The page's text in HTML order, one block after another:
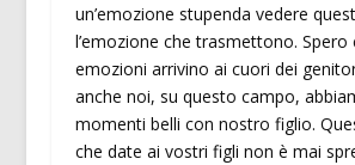
un’emozione stupenda vedere
l’emozione che trasmettono. Spero
emozioni arrivino ai cuori dei
anche noi, su questo campo,
momenti belli con nostro figlio.
che date ai vostri figli non è mai